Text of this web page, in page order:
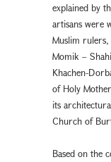
explained by
artisans were
Muslim
Momik –
Khachen-
of Holy
its
Church of
Based on tհe